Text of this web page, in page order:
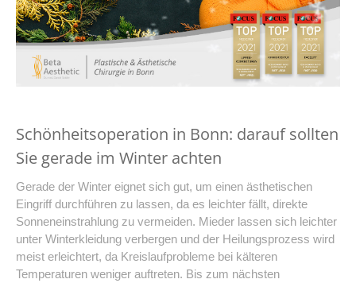
Schönheitsoperation in Bonn: darauf sollten
Sie gerade im Winter achten
Gerade der Winter eignet sich gut, um einen ästhetischen
Eingriff durchführen zu lassen, da es leichter fällt, direkte
Sonneneinstrahlung zu vermeiden. Mieder lassen sich leichter
unter Winterkleidung verbergen und der Heilungsprozess wird
meist erleichtert, da Kreislaufprobleme bei kälteren
Temperaturen weniger auftreten. Bis zum nächsten